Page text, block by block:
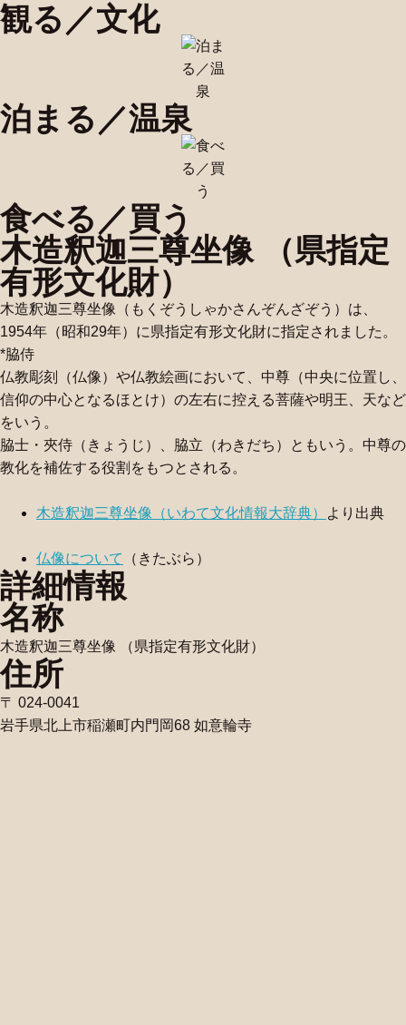
観る／文化
泊まる／温泉
食べる／買う
木造釈迦三尊坐像 （県指定
有形文化財）
木造釈迦三尊坐像（もくぞうしゃかさんぞんざぞう）は、
1954年（昭和29年）に県指定有形文化財に指定されました。
*脇侍
仏教彫刻（仏像）や仏教絵画において、中尊（中央に位置し、
信仰の中心となるほとけ）の左右に控える菩薩や明王、天など
をいう。
脇士・夾侍（きょうじ）、脇立（わきだち）ともいう。中尊の
教化を補佐する役割をもつとされる。
木造釈迦三尊坐像（いわて文化情報大辞典） より出典
仏像について （きたぶら）
詳細情報
名称
木造釈迦三尊坐像 （県指定有形文化財）
住所
〒 024-0041
岩手県北上市稲瀬町内門岡68 如意輪寺